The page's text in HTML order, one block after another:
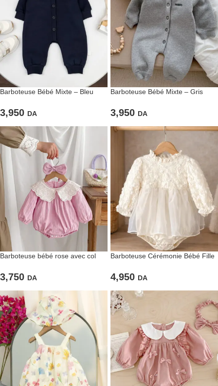
Barboteuse Bébé Mixte – Bleu
3,950 DA
Barboteuse Bébé Mixte – Gris
3,950 DA
Barboteuse bébé rose avec col
3,750 DA
Barboteuse Cérémonie Bébé Fille
4,950 DA